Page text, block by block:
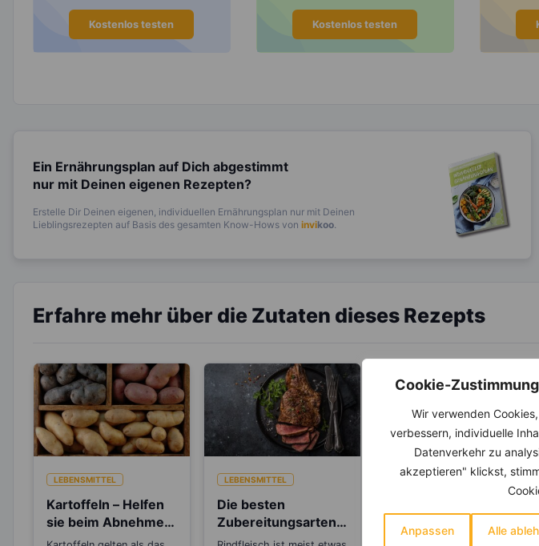
Cookie-
Wir verwenden
verbessern, individuelle
Datenverkehr zu
akzeptieren" klickst,
Anpassen Alle
Kostenlos testen Kostenlos testen
Ein Ernährungsplan auf Dich abgestimmt
nur mit Deinen eigenen Rezepten?
Erstelle Dir Deinen eigenen, individuellen Ernährungsplan nur mit Deinen
Lieblingsrezepten auf Basis des gesamten Know-Hows von invikoo.
Erfahre mehr über die Zutaten dieses Rezepts
LEBENSMITTEL
Kartoffeln – Helfen
sie beim Abnehmen
oder machen sie
LEBENSMITTEL
Die besten
Zubereitungsarten
für Rindfleisch
LEBENSMITTEL
Brotaufstrich